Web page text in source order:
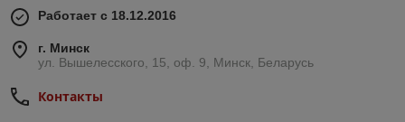
Работает с 18.12.2016
г. Минск
ул. Вышелесского, 15, оф. 9, Минск, Беларусь
Контакты